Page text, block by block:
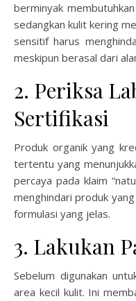
berminyak
sedangkan kulit kering
sensitif harus
meskipun berasal dari
2. Periksa
Sertifikasi
Produk organik yang
tertentu yang
percaya pada klaim
menghindari produk
formulasi yang jelas.
3. Lakukan
Sebelum digunakan
area kecil kulit. Ini